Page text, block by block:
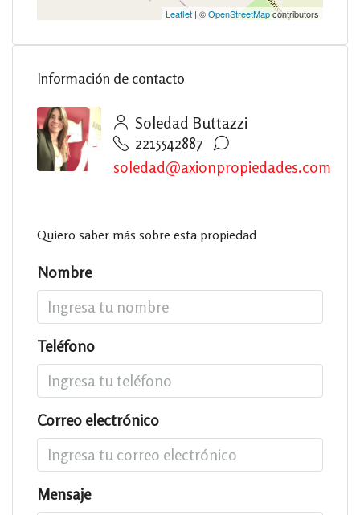
Leaflet | ©OpenStreetMapcontributors
Información de contacto
Soledad Buttazzi
2215542887
soledad@axionpropiedades.com
Quiero saber más sobre esta propiedad
Nombre
Teléfono
Correo electrónico
Mensaje